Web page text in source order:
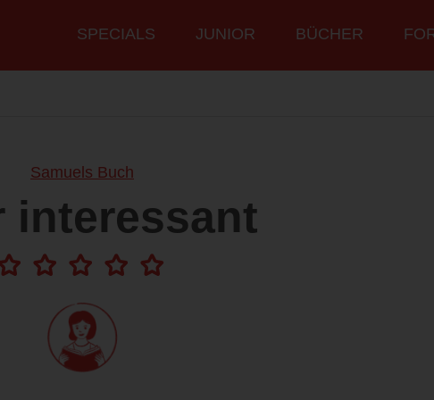
Hauptmenü
SPECIALS JUNIOR BÜCHER
Samuels Buch
interessant